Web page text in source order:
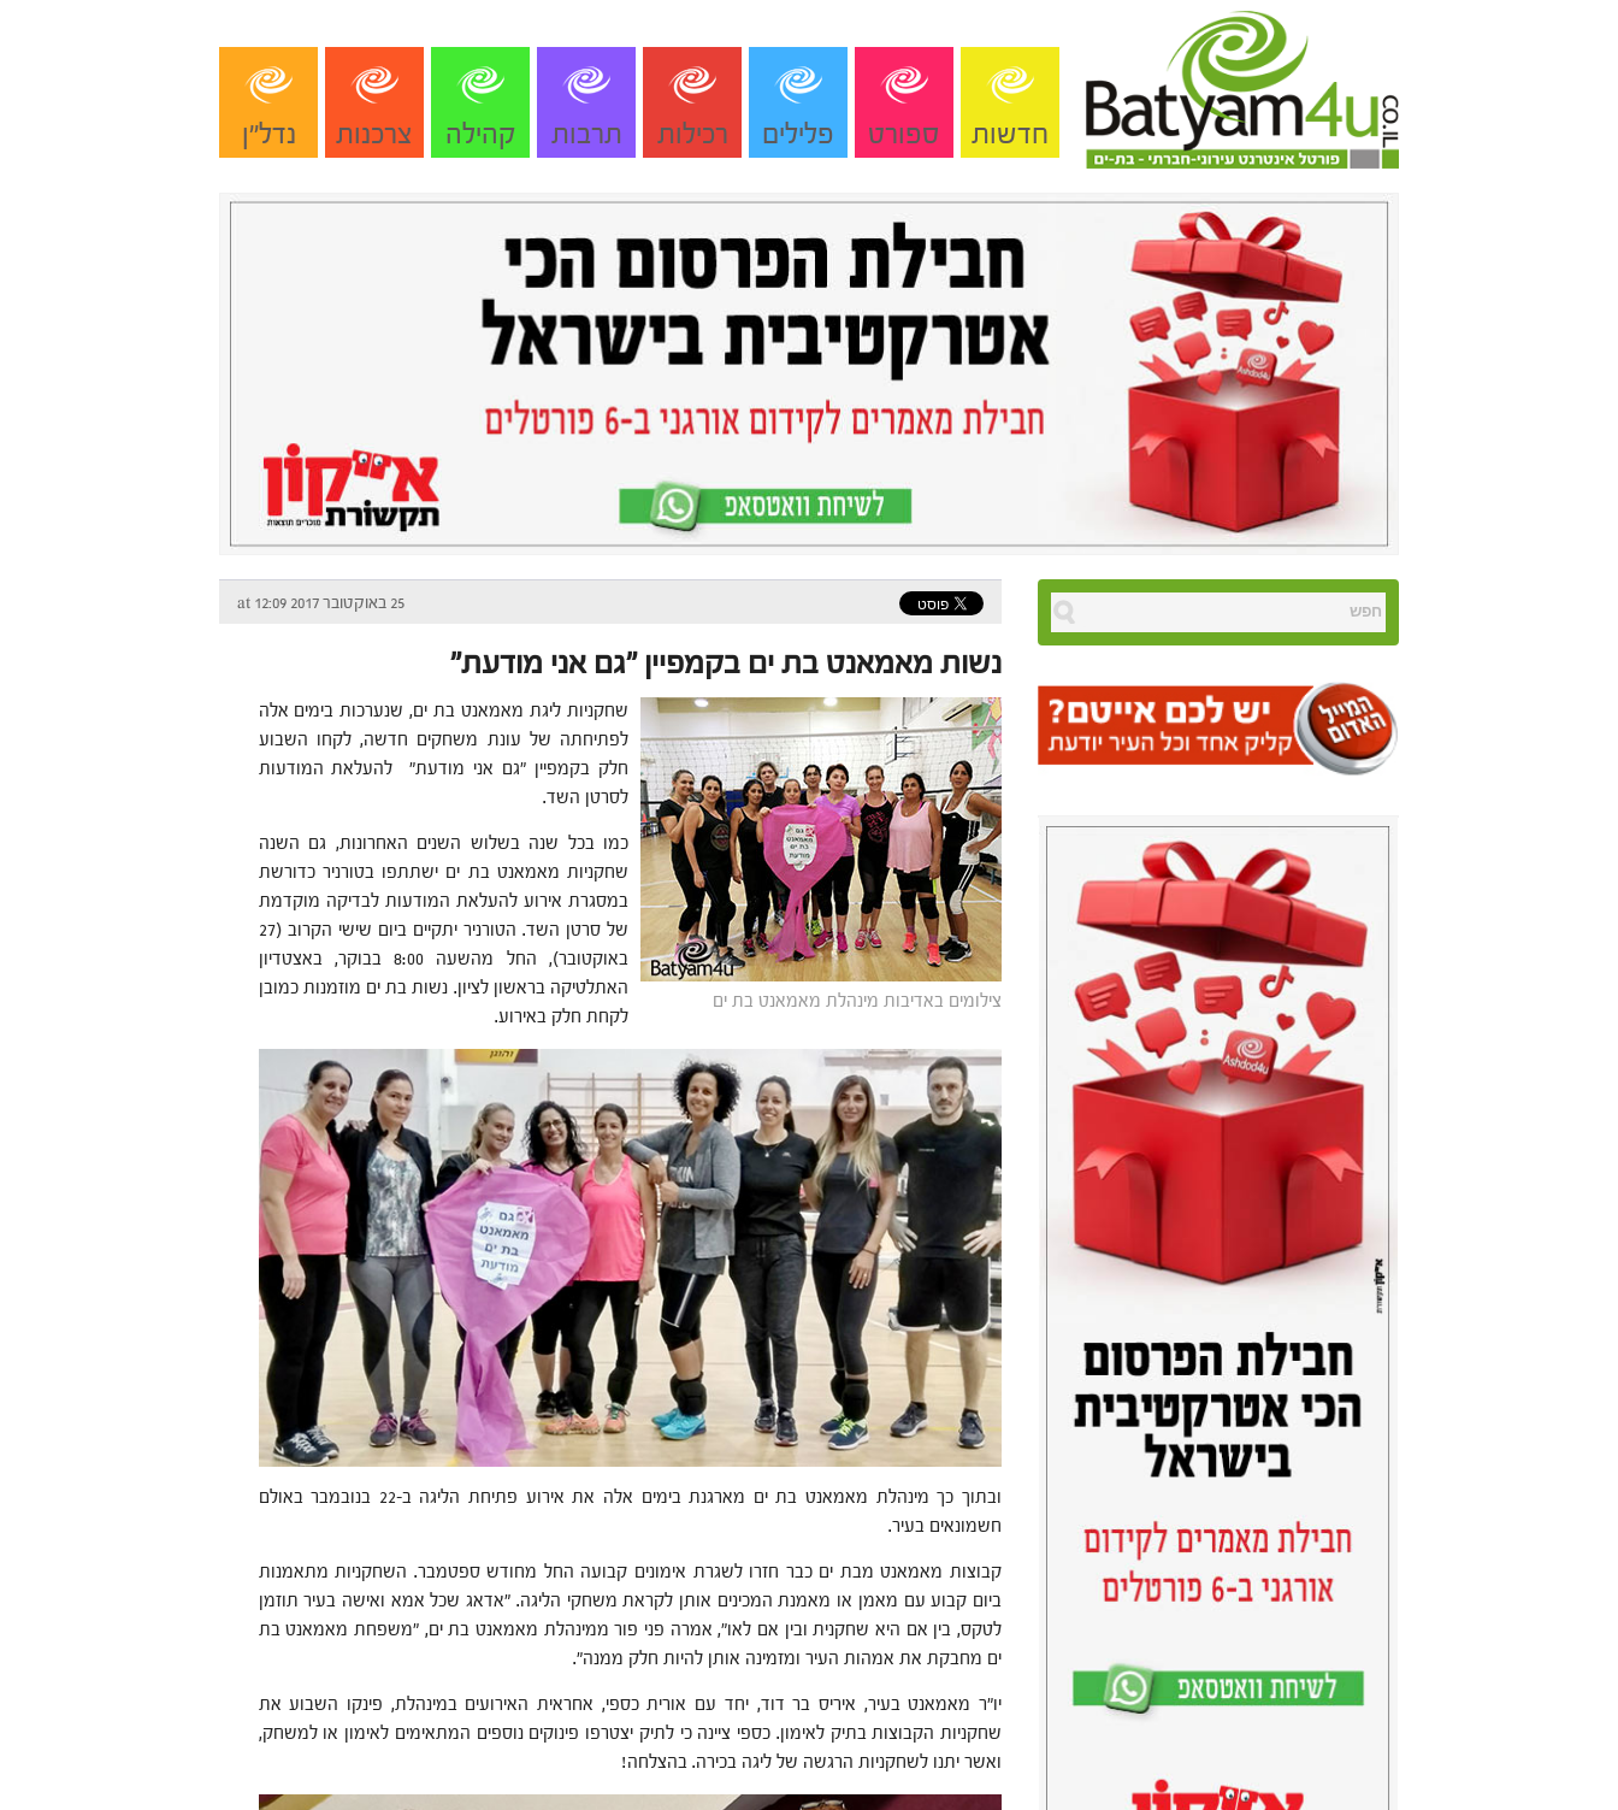
חדשות ספורט פלילים רכילות תרבות קהילה צרכנות נדל"ן
25 באוקטובר 2017 at 12:09
נשות מאמאנט בת ים בקמפיין "גם אני מודעת"
צילומים באדיבות מינהלת מאמאנט בת ים
שחקניות ליגת מאמאנט בת ים, שנערכות בימים אלה
לפתיחתה של עונת משחקים חדשה, לקחו השבוע
חלק בקמפיין "גם אני מודעת" להעלאת המודעות
לסרטן השד.
כמו בכל שנה בשלוש השנים האחרונות, גם השנה
שחקניות מאמאנט בת ים ישתתפו בטורניר כדורשת
במסגרת אירוע להעלאת המודעות לבדיקה מוקדמת
של סרטן השד. הטורניר יתקיים ביום שישי הקרוב (27
באוקטובר), החל מהשעה 8:00 בבוקר, באצטדיון
האתלטיקה בראשון לציון. נשות בת ים מוזמנות כמובן
לקחת חלק באירוע.
ובתוך כך מינהלת מאמאנט בת ים מארגנת בימים אלה את אירוע פתיחת הליגה ב-22 בנובמבר באולם
חשמונאים בעיר.
קבוצות מאמאנט מבת ים כבר חזרו לשגרת אימונים קבועה החל מחודש ספטמבר. השחקניות מתאמנות
ביום קבוע עם מאמן או מאמנת המכינים אותן לקראת משחקי הליגה. "אדאג שכל אמא ואישה בעיר תוזמן
לטקס, בין אם היא שחקנית ובין אם לאו", אמרה פני פור ממינהלת מאמאנט בת ים, "משפחת מאמאנט בת
ים מחבקת את אמהות העיר ומזמינה אותן להיות חלק ממנה".
יו"ר מאמאנט בעיר, איריס בר דוד, יחד עם אורית כספי, אחראית האירועים במינהלת, פינקו השבוע את
שחקניות הקבוצות בתיק לאימון. כספי ציינה כי לתיק יצטרפו פינוקים נוספים המתאימים לאימון או למשחק,
ואשר יתנו לשחקניות הרגשה של ליגה בכירה. בהצלחה!